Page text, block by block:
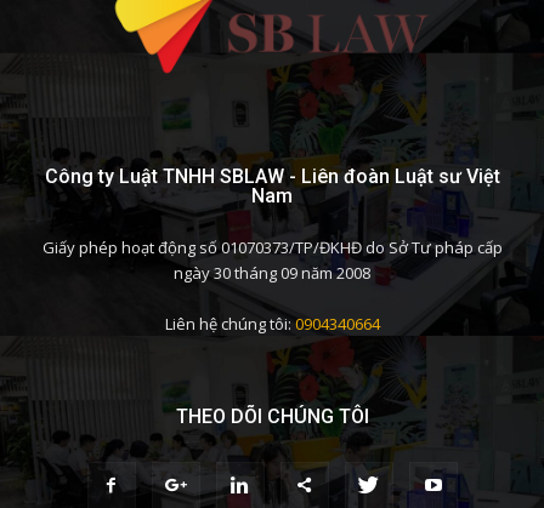
Công ty Luật TNHH SBLAW - Liên đoàn Luật sư Việt
Nam
Giấy phép hoạt động số 01070373/TP/ĐKHĐ do Sở Tư pháp cấp
ngày 30 tháng 09 năm 2008
Liên hệ chúng tôi: 0904340664
THEO DÕI CHÚNG TÔI